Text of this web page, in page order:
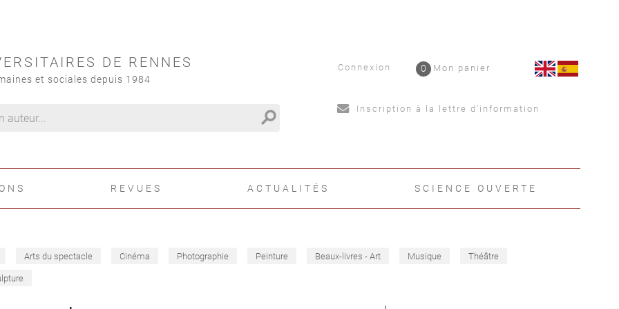
DE RENNES
et sociales depuis 1984
search
Connexion Mon panier
0
Inscription à la lettre d'information
REVUES ACTUALITÉS SCIENCE OUVERTE
Arts du spectacle Cinéma Photographie Peinture Beaux-livres - Art Musique Théâtre